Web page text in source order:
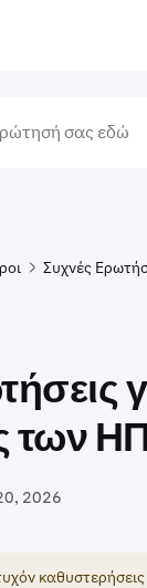
Συχνές
των
2026